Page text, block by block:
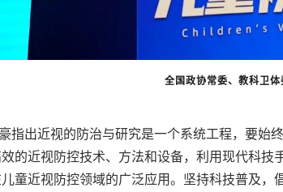
全国政协常委、教科卫
指出近视的防治与研究是一个系统工程，要始
的近视防控技术、方法和设备，利用现代科
童近视防控领域的广泛应用。坚持科技普及